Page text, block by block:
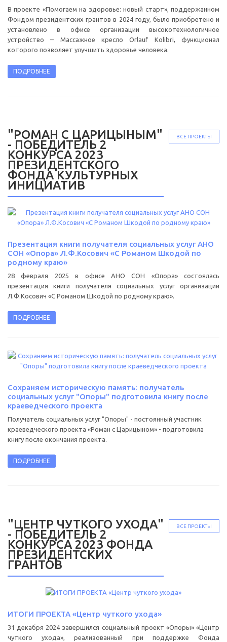
В проекте «Помогаем на здоровье: новый старт», поддержанном
Фондом президентских грантов в 2024 году, было приобретено и
установлено в офисе организации высокотехнологичное
устройство – Массажное кресло Orlauf Kolibri, функционал
которого позволяет улучшить здоровье человека.
ПОДРОБНЕЕ
ВСЕ ПРОЕКТЫ
"РОМАН С ЦАРИЦЫНЫМ"
- ПОБЕДИТЕЛЬ 2
КОНКУРСА 2023
ПРЕЗИДЕНТСКОГО
ФОНДА КУЛЬТУРНЫХ
ИНИЦИАТИВ
Презентация книги получателя социальных услуг АНО
СОН «Опора» Л.Ф.Косович «С Романом Шкодой по
родному краю»
28 февраля 2025 в офисе АНО СОН «Опора» состоялась
презентация книги получателя социальных услуг организации
Л.Ф.Косович «С Романом Шкодой по родному краю».
ПОДРОБНЕЕ
Сохраняем историческую память: получатель
социальных услуг "Опоры" подготовила книгу после
краеведческого проекта
Получатель социальных услуг "Опоры" - постоянный участник
краеведческого проекта «Роман с Царицыном» - подготовила
книгу после окончания проекта.
ПОДРОБНЕЕ
ВСЕ ПРОЕКТЫ
"ЦЕНТР ЧУТКОГО УХОДА"
- ПОБЕДИТЕЛЬ 2
КОНКУРСА 2023 ФОНДА
ПРЕЗИДЕНТСКИХ
ГРАНТОВ
ИТОГИ ПРОЕКТА «Центр чуткого ухода»
31 декабря 2024 завершился социальный проект «Опоры» «Центр
чуткого ухода», реализованный при поддержке Фонда